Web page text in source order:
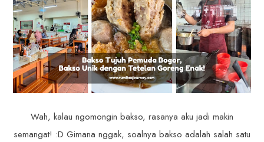
Wah, kalau ngomongin bakso, rasanya aku jadi makin
semangat! :D Gimana nggak, soalnya bakso adalah salah satu